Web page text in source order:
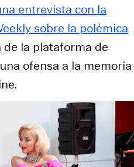
entrevista con la
sobre la polémica
la plataforma de
ofensa a la memoria